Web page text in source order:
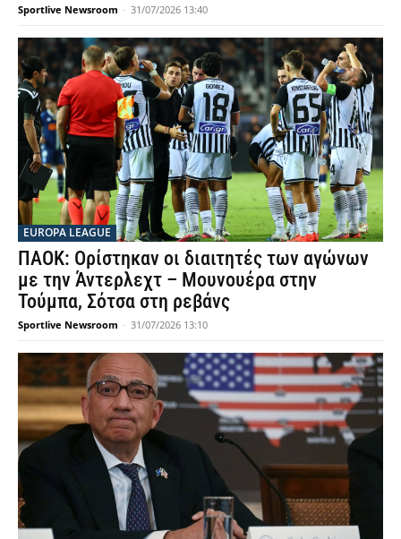
Sportlive Newsroom - 31/07/2026 13:40
EUROPA LEAGUE
ΠΑΟΚ: Ορίστηκαν οι διαιτητές των αγώνων
με την Άντερλεχτ – Μουνουέρα στην
Τούμπα, Σότσα στη ρεβάνς
Sportlive Newsroom - 31/07/2026 13:10